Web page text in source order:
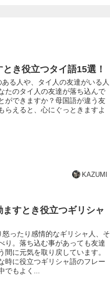
き役立つタイ語15選！
る人や、タイ人の友達がいる人
たのタイ人の友達が落ち込んで
ができますか？母国語が違う友
らえると、心にぐっときますよ
KAZUMI
すとき役立つギリシャ
ったり感情的なギリシャ人、そ
り。落ち込む事があっても友達
に元気を取り戻しています。
時に役立つギリシャ語のフレー
でもよく...